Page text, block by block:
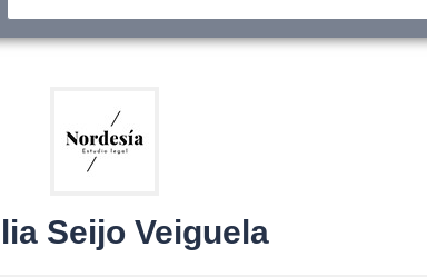
Seijo Veiguela